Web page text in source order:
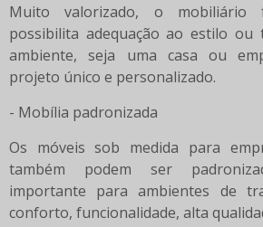
Muito valorizado, o mobiliário
possibilita adequação ao estilo ou
ambiente, seja uma casa ou
projeto único e personalizado.
- Mobília padronizada
Os móveis sob medida para
também podem ser
importante para ambientes de
conforto, funcionalidade, alta